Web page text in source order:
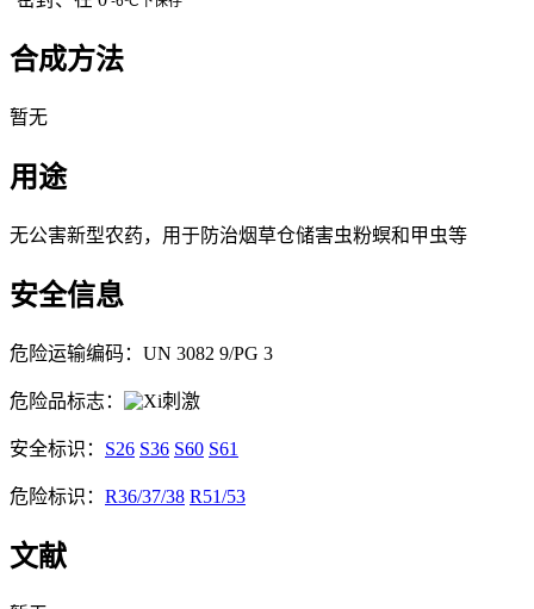
合成方法
暂无
用途
无公害新型农药，用于防治烟草仓储害虫粉螟和甲虫等
安全信息
危险运输编码：UN 3082 9/PG 3
危险品标志： 刺激
安全标识： S26 S36 S60 S61
危险标识： R36/37/38 R51/53
文献